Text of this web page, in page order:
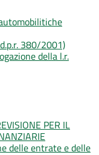
380/2001)
della l.r.
PER IL
delle entrate e delle